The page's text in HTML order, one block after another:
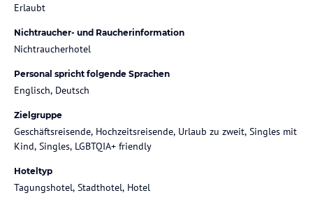
Erlaubt
Nichtraucher- und Raucherinformation
Nichtraucherhotel
Personal spricht folgende Sprachen
Englisch, Deutsch
Zielgruppe
Geschäftsreisende, Hochzeitsreisende, Urlaub zu zweit, Singles mit
Kind, Singles, LGBTQIA+ friendly
Hoteltyp
Tagungshotel, Stadthotel, Hotel